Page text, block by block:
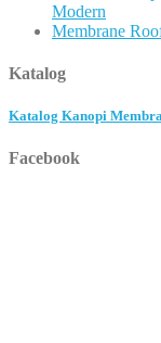
Modern
Membrane
Katalog
Katalog Kanopi
Facebook